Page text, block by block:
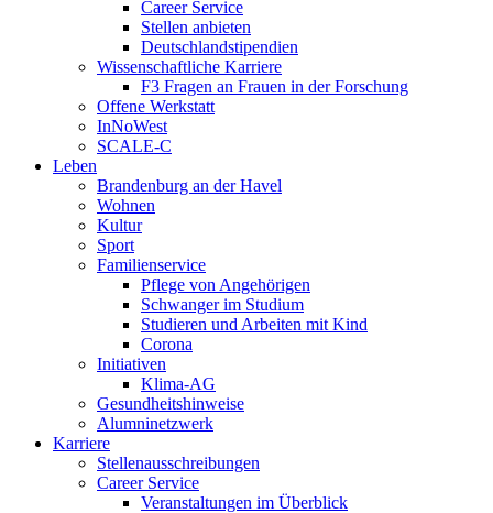
Career Service
Stellen anbieten
Deutschlandstipendien
Wissenschaftliche Karriere
F3 Fragen an Frauen in der Forschung
Offene Werkstatt
InNoWest
SCALE-C
Leben
Brandenburg an der Havel
Wohnen
Kultur
Sport
Familienservice
Pflege von Angehörigen
Schwanger im Studium
Studieren und Arbeiten mit Kind
Corona
Initiativen
Klima-AG
Gesundheitshinweise
Alumninetzwerk
Karriere
Stellenausschreibungen
Career Service
Veranstaltungen im Überblick